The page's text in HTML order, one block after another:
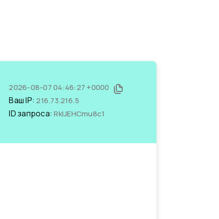
2026-08-07 04:46:27 +0000
Ваш IP:216.73.216.5
ID запроса:RkIJEHCmu8c1